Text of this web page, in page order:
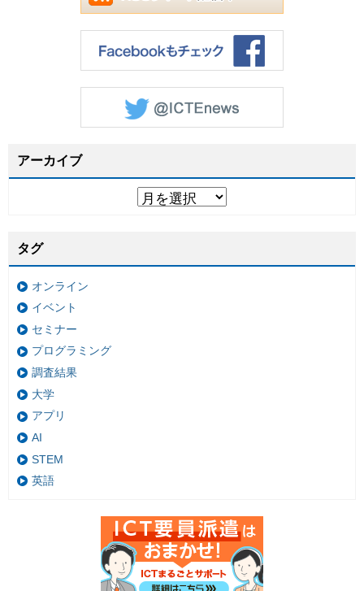
アーカイブ
タグ
オンライン
イベント
セミナー
プログラミング
調査結果
大学
アプリ
AI
STEM
英語